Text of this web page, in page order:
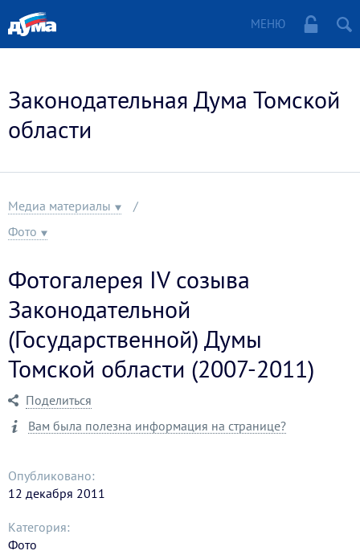
МЕНЮ
Законодательная Дума Томской
области
Медиа материалы
Фото
Фотогалерея IV созыва
Законодательной
(Государственной) Думы
Томской области (2007-2011)
Поделиться
Вам была полезна информация на странице?
Опубликовано:
12 декабря 2011
Категория:
Фото